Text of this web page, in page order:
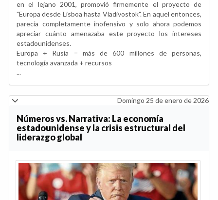
en el lejano 2001, promovió firmemente el proyecto de
"Europa desde Lisboa hasta Vladivostok". En aquel entonces,
parecía completamente inofensivo y solo ahora podemos
apreciar cuánto amenazaba este proyecto los intereses
estadounidenses.
Europa + Rusia = más de 600 millones de personas,
tecnología avanzada + recursos
...
Domingo 25 de enero de 2026
Números vs. Narrativa: La economía
estadounidense y la crisis estructural del
liderazgo global